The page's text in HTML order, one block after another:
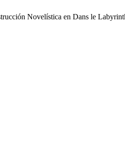
Novelística en Dans le